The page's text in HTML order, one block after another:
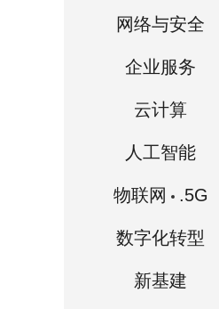
网络与安全
企业服务
云计算
人工智能
物联网 .5G
数字化转型
新基建